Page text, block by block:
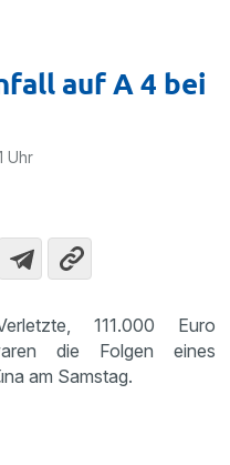
auf A 4 bei
Uhr
111.000 Euro
die Folgen eines
am Samstag.